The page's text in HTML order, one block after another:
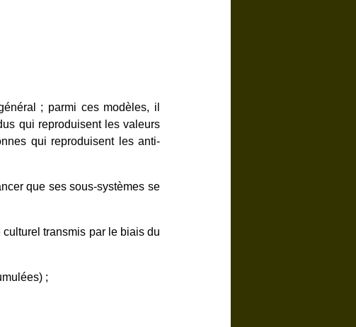
; parmi ces modèles, il
qui reproduisent les valeurs
qui reproduisent les anti-
que ses sous-systèmes se
transmis par le biais du
;